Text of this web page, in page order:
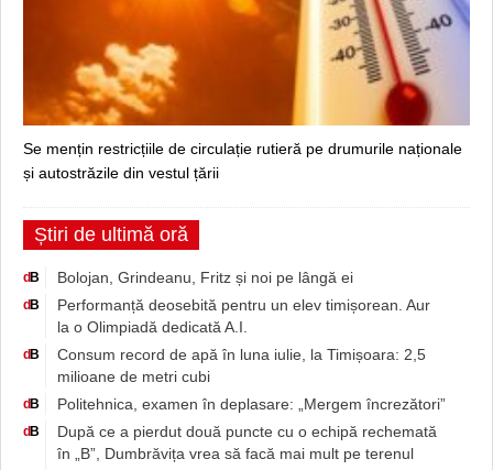
Se mențin restricțiile de circulație rutieră pe drumurile naționale
și autostrăzile din vestul țării
Știri de ultimă oră
dB Bolojan, Grindeanu, Fritz și noi pe lângă ei
dB
Performanță deosebită pentru un elev timișorean. Aur
la o Olimpiadă dedicată A.I.
dB
Consum record de apă în luna iulie, la Timișoara: 2,5
milioane de metri cubi
dB Politehnica, examen în deplasare: „Mergem încrezători”
dB
După ce a pierdut două puncte cu o echipă rechemată
în „B”, Dumbrăvița vrea să facă mai mult pe terenul